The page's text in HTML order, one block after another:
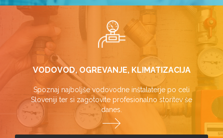
VODOVOD, OGREVANJE, KLIMATIZACIJA
Spoznaj najboljše vodovodne inštalaterje po celi
Sloveniji ter si zagotovite profesionalno storitev še
danes.